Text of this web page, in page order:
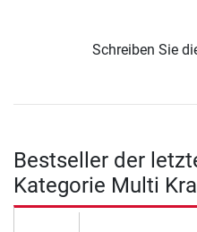
Schreiben Sie
Bestseller der
Kategorie Multi